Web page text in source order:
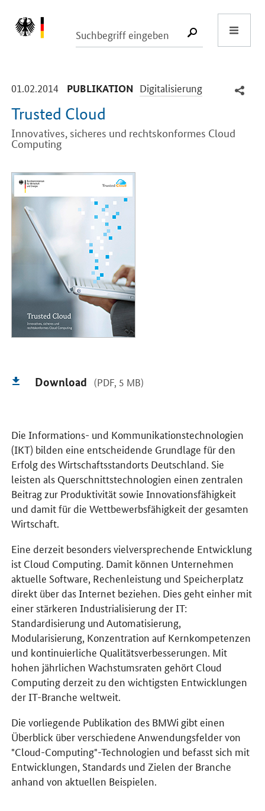
SUCHE
01.02.2014 -
PUBLIKATION -
Digitalisierung
Trusted Cloud
Innovatives, sicheres und rechtskonformes Cloud
Computing
Einleitung
Download (PDF, 5 MB)
Die Informations- und Kommunikationstechnologien
(IKT) bilden eine entscheidende Grundlage für den
Erfolg des Wirtschaftsstandorts Deutschland. Sie
leisten als Querschnittstechnologien einen zentralen
Beitrag zur Produktivität sowie Innovationsfähigkeit
und damit für die Wettbewerbsfähigkeit der gesamten
Wirtschaft.
Eine derzeit besonders vielversprechende Entwicklung
ist Cloud Computing. Damit können Unternehmen
aktuelle Software, Rechenleistung und Speicherplatz
direkt über das Internet beziehen. Dies geht einher mit
einer stärkeren Industrialisierung der IT:
Standardisierung und Automatisierung,
Modularisierung, Konzentration auf Kernkompetenzen
und kontinuierliche Qualitätsverbesserungen. Mit
hohen jährlichen Wachstumsraten gehört Cloud
Computing derzeit zu den wichtigsten Entwicklungen
der IT-Branche weltweit.
Die vorliegende Publikation des BMWi gibt einen
Überblick über verschiedene Anwendungsfelder von
"Cloud-Computing"-Technologien und befasst sich mit
Entwicklungen, Standards und Zielen der Branche
anhand von aktuellen Beispielen.